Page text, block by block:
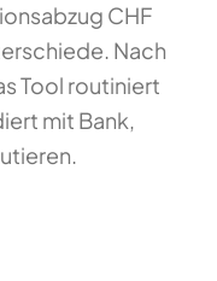
CHF
Nach
Tool routiniert
mit Bank,